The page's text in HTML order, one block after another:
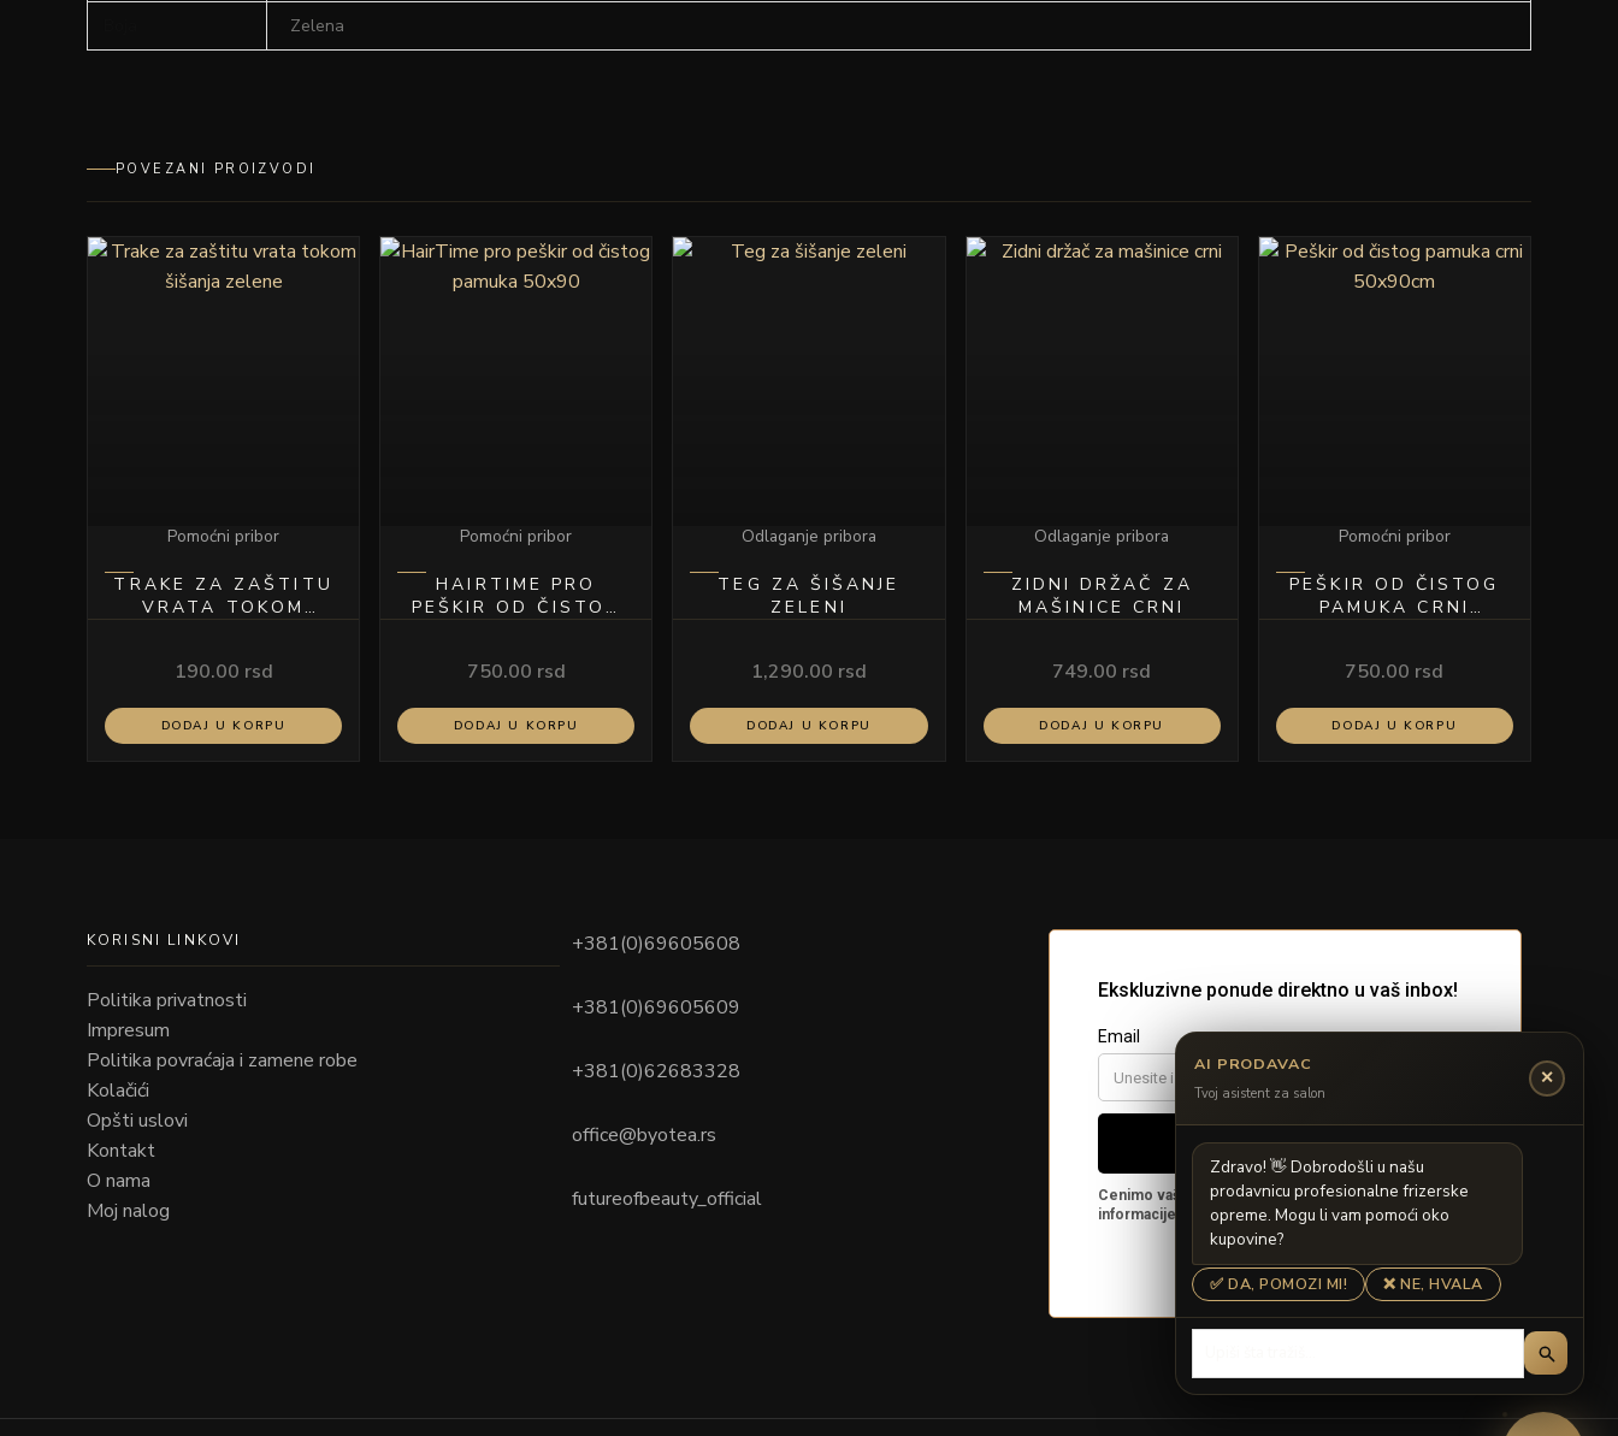
Zelena
POVEZANI PROIZVODI
Pomoćni pribor
TRAKE ZA ZAŠTITU
VRATA TOKOM
190.00 rsd
DODAJ U KORPU
Pomoćni pribor
HAIRTIME PRO
PEŠKIR OD ČISTOG
750.00 rsd
DODAJ U KORPU
Odlaganje pribora
TEG ZA ŠIŠANJE
ZELENI
1,290.00 rsd
DODAJ U KORPU
Odlaganje pribora
ZIDNI DRŽAČ ZA
MAŠINICE CRNI
749.00 rsd
DODAJ U KORPU
Pomoćni pribor
PEŠKIR OD ČISTOG
PAMUKA CRNI
750.00 rsd
DODAJ U KORPU
KORISNI LINKOVI
Politika privatnosti
Impresum
Politika povraćaja i zamene robe
Kolačići
Opšti uslovi
Kontakt
O nama
Moj nalog
+381(0)69605608
+381(0)69605609
+381(0)62683328
office@byotea.rs
futureofbeauty_official
AI PRODAVAC
Tvoj asistent za salon
✕
Zdravo! Dobrodošli u našu
prodavnicu profesionalne frizerske
opreme. Mogu li vam pomoći oko
kupovine?
✅ DA, POMOZI MI! ❌ NE, HVALA